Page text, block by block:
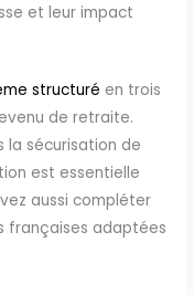
et leur impact
structuré en trois
de retraite.
la sécurisation de
est essentielle
aussi compléter
françaises adaptées